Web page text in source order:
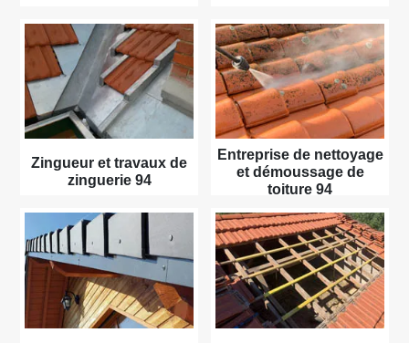
Zingueur et travaux de
zinguerie 94
Entreprise de nettoyage
et démoussage de
toiture 94